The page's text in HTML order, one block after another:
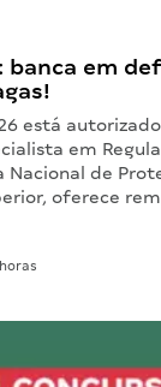
banca em
está
em
Nacional de
oferece